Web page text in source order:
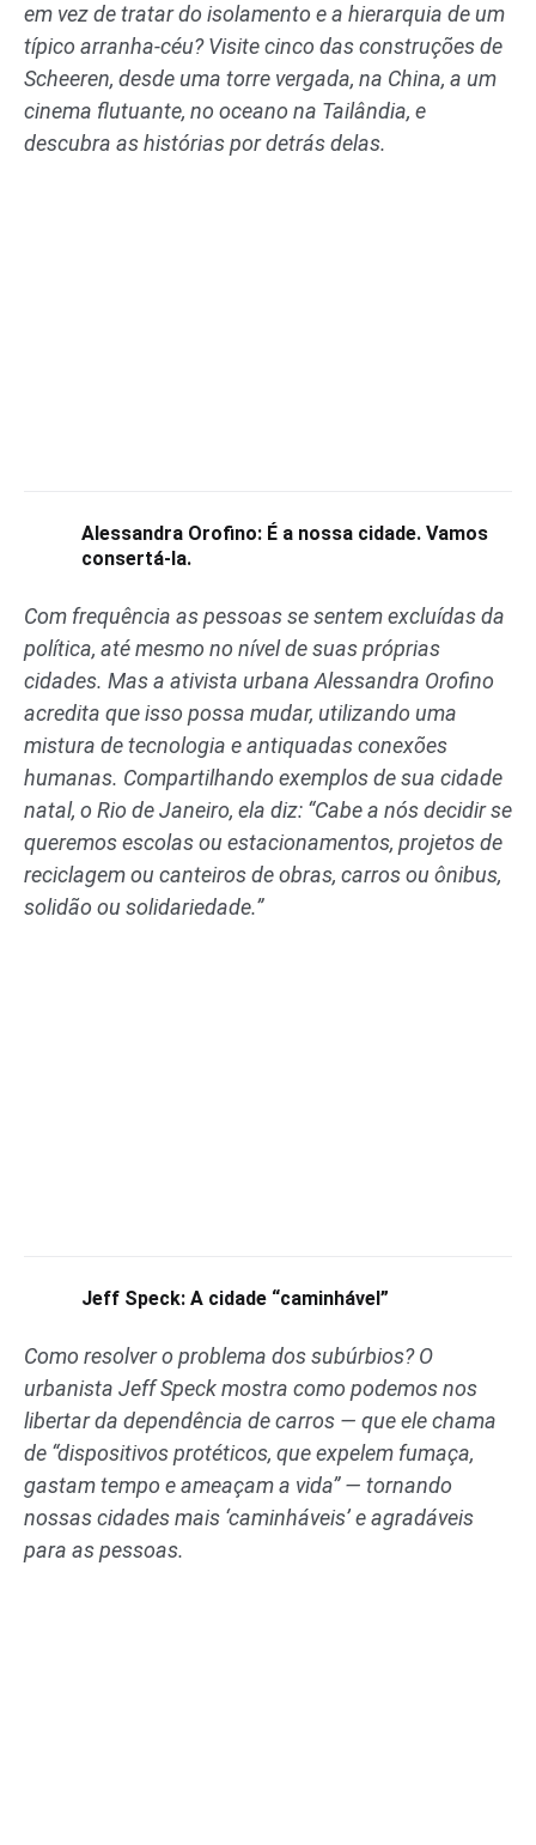
em vez de tratar do isolamento e a hierarquia de um
típico arranha-céu? Visite cinco das construções de
Scheeren, desde uma torre vergada, na China, a um
cinema flutuante, no oceano na Tailândia, e
descubra as histórias por detrás delas.
Alessandra Orofino: É a nossa cidade. Vamos
consertá-la.
Com frequência as pessoas se sentem excluídas da
política, até mesmo no nível de suas próprias
cidades. Mas a ativista urbana Alessandra Orofino
acredita que isso possa mudar, utilizando uma
mistura de tecnologia e antiquadas conexões
humanas. Compartilhando exemplos de sua cidade
natal, o Rio de Janeiro, ela diz: “Cabe a nós decidir se
queremos escolas ou estacionamentos, projetos de
reciclagem ou canteiros de obras, carros ou ônibus,
solidão ou solidariedade.”
Jeff Speck: A cidade “caminhável”
Como resolver o problema dos subúrbios? O
urbanista Jeff Speck mostra como podemos nos
libertar da dependência de carros — que ele chama
de “dispositivos protéticos, que expelem fumaça,
gastam tempo e ameaçam a vida” — tornando
nossas cidades mais ‘caminháveis’ e agradáveis
para as pessoas.